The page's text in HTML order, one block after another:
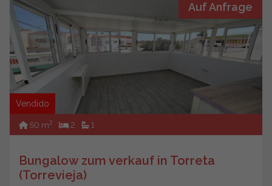
Auf Anfrage
Vendido
50 m2 2 1
Bungalow zum verkauf in Torreta
(Torrevieja)